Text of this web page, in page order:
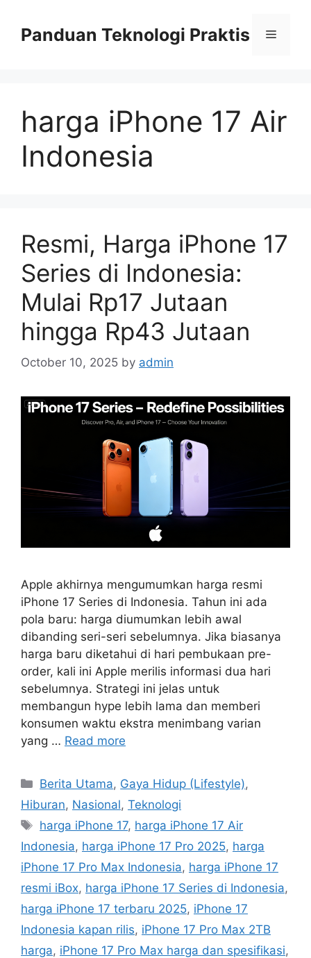
contentPanduan Teknologi Praktis Menu
harga iPhone 17 Air
Indonesia
Resmi, Harga iPhone 17
Series di Indonesia:
Mulai Rp17 Jutaan
hingga Rp43 Jutaan
October 10, 2025 by admin
Apple akhirnya mengumumkan harga resmi
iPhone 17 Series di Indonesia. Tahun ini ada
pola baru: harga diumumkan lebih awal
dibanding seri-seri sebelumnya. Jika biasanya
harga baru diketahui di hari pembukaan pre-
order, kali ini Apple merilis informasi dua hari
sebelumnya. Strategi ini jelas untuk
membangun hype lebih lama dan memberi
konsumen waktu ekstra menimbang varian
yang … Read more
Categories
Berita Utama, Gaya Hidup (Lifestyle),
Hiburan, Nasional, Teknologi
Tags
harga iPhone 17, harga iPhone 17 Air
Indonesia, harga iPhone 17 Pro 2025, harga
iPhone 17 Pro Max Indonesia, harga iPhone 17
resmi iBox, harga iPhone 17 Series di Indonesia,
harga iPhone 17 terbaru 2025, iPhone 17
Indonesia kapan rilis, iPhone 17 Pro Max 2TB
harga, iPhone 17 Pro Max harga dan spesifikasi,